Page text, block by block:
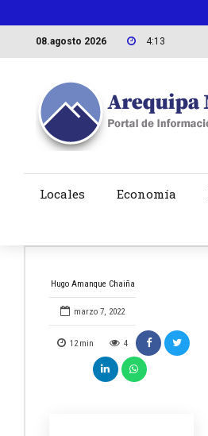
08.agosto 2026 4:13
Locales Economía
Hugo Amanque Chaiña
marzo 7, 2022
12 min 4